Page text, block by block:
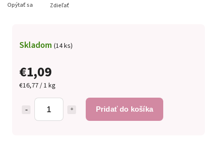
€1,09
€16,77 / 1 kg
Pridať do košíka
Skladom (14 ks)
Opýtať sa Zdieľať